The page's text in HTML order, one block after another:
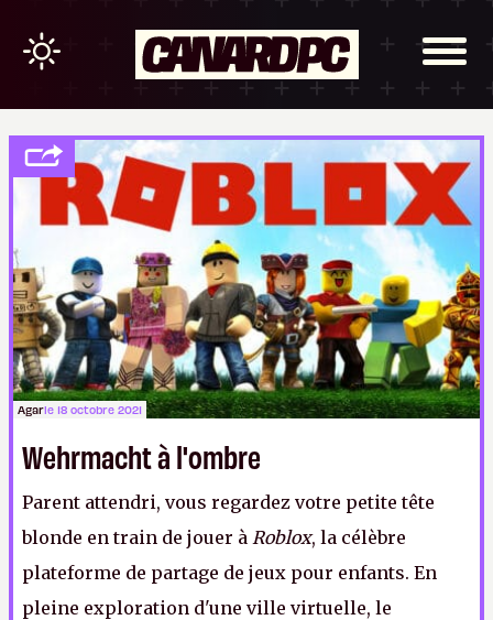
Agarle 18 octobre 2021
Wehrmacht à l'ombre
Parent attendri, vous regardez votre petite tête
blonde en train de jouer à Roblox, la célèbre
plateforme de partage de jeux pour enfants. En
pleine exploration d'une ville virtuelle, le